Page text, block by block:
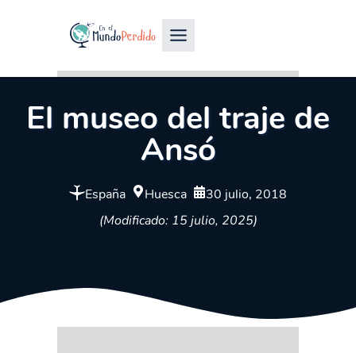
El museo del traje de
Ansó
España Huesca
30 julio, 2018
(Modificado: 15 julio, 2025)